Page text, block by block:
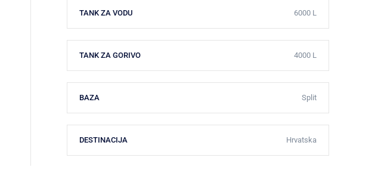
TANK ZA VODU 6000 L
TANK ZA GORIVO 4000 L
BAZA Split
DESTINACIJA Hrvatska